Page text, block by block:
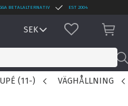
BETALALTERNATIV EST 2004
FAVORITER
(11-)
VÄGHÅLLNING